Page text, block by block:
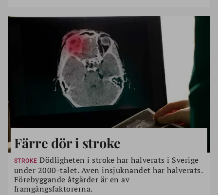
Färre dör i stroke
STROKE Dödligheten i stroke har halverats i Sverige
under 2000-talet. Även insjuknandet har halverats.
Förebyggande åtgärder är en av
framgångsfaktorerna.